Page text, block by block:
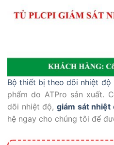
Bộ thiết bị theo dõi nhiệt độ
phẩm do ATPro sản xuất.
dõi nhiệt độ, giám sát nhiệt
hệ ngay cho chúng tôi để